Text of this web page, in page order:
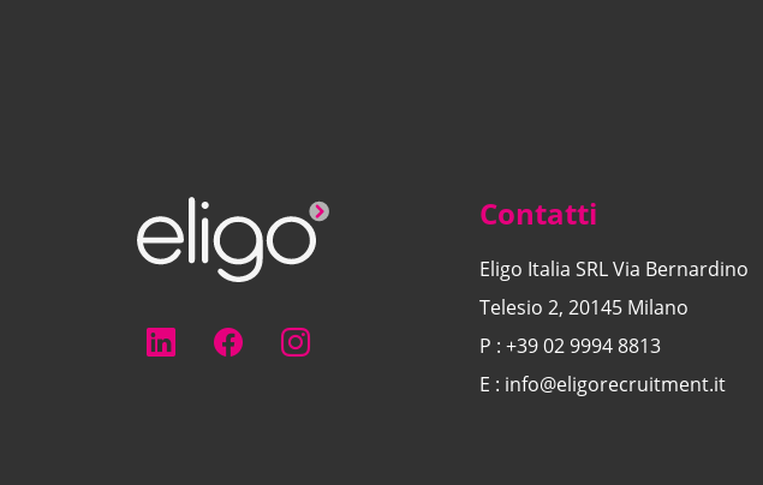
Contatti
Eligo Italia SRL Via Bernardino
Telesio 2, 20145 Milano
P : +39 02 9994 8813
E : info@eligorecruitment.it